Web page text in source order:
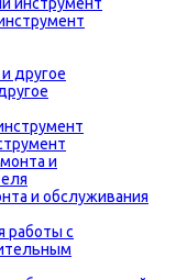
и обслуживания
работы с